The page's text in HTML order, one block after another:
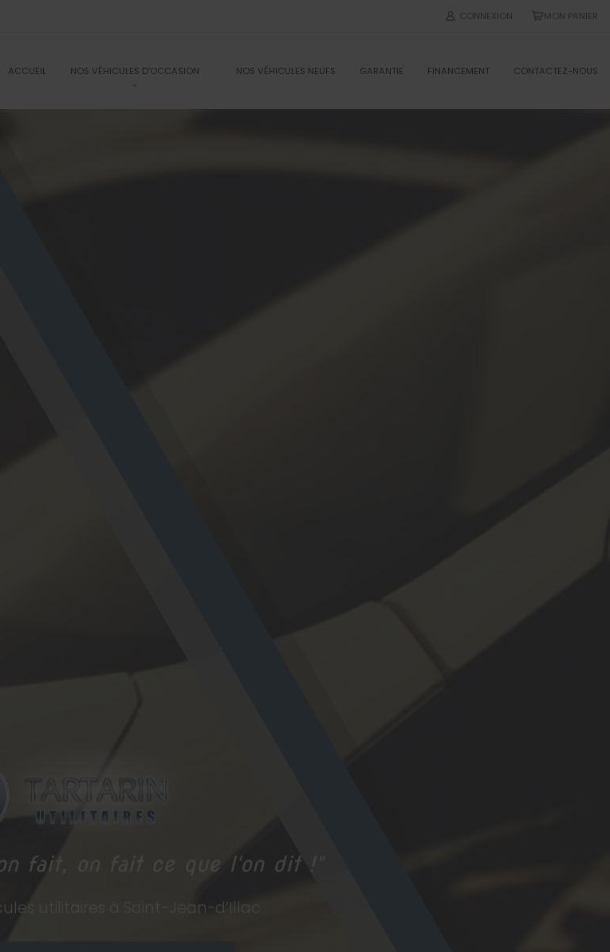
CONNEXION MON PANIER
ACCUEIL NOS VÉHICULES D’OCCASION NOS VÉHICULES NEUFS GARANTIE FINANCEMENT CONTACTEZ-NOUS
fait, on fait ce que l'on dit !"
utilitaires à Saint-Jean-d’Illac